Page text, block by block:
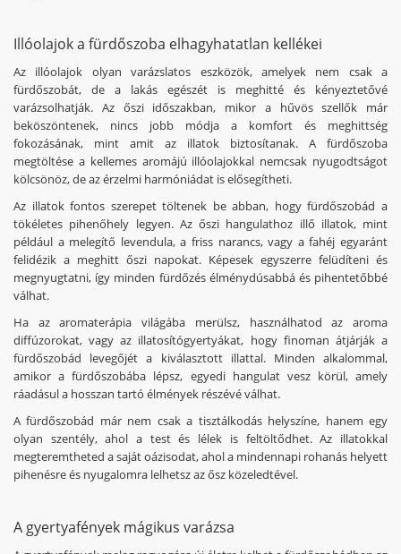
Illóolajok a fürdőszoba elhagyhatatlan kellékei
Az illóolajok olyan varázslatos eszközök, amelyek nem csak a
fürdőszobát, de a lakás egészét is meghitté és kényeztetővé
varázsolhatják. Az őszi időszakban, mikor a hűvös szellők már
beköszöntenek, nincs jobb módja a komfort és meghittség
fokozásának, mint amit az illatok biztosítanak. A fürdőszoba
megtöltése a kellemes aromájú illóolajokkal nemcsak nyugodtságot
kölcsönöz, de az érzelmi harmóniádat is elősegítheti.
Az illatok fontos szerepet töltenek be abban, hogy fürdőszobád a
tökéletes pihenőhely legyen. Az őszi hangulathoz illő illatok, mint
például a melegítő levendula, a friss narancs, vagy a fahéj egyaránt
felidézik a meghitt őszi napokat. Képesek egyszerre felüdíteni és
megnyugtatni, így minden fürdőzés élménydúsabbá és pihentetőbbé
válhat.
Ha az aromaterápia világába merülsz, használhatod az aroma
diffúzorokat, vagy az illatosítógyertyákat, hogy finoman átjárják a
fürdőszobád levegőjét a kiválasztott illattal. Minden alkalommal,
amikor a fürdőszobába lépsz, egyedi hangulat vesz körül, amely
ráadásul a hosszan tartó élmények részévé válhat.
A fürdőszobád már nem csak a tisztálkodás helyszíne, hanem egy
olyan szentély, ahol a test és lélek is feltöltődhet. Az illatokkal
megteremtheted a saját oázisodat, ahol a mindennapi rohanás helyett
pihenésre és nyugalomra lelhetsz az ősz közeledtével.
A gyertyafények mágikus varázsa